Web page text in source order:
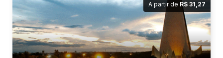
A partir de R$ 31,27